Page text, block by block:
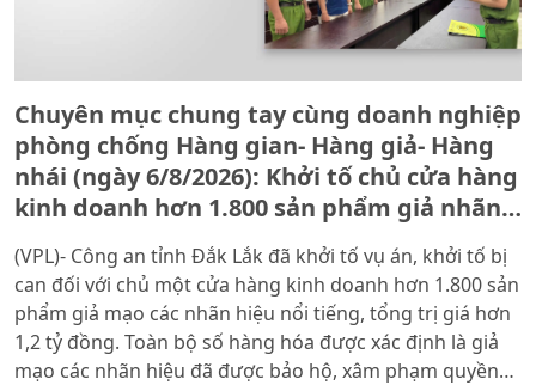
Chuyên mục chung tay cùng doanh nghiệp
phòng chống Hàng gian- Hàng giả- Hàng
nhái (ngày 6/8/2026): Khởi tố chủ cửa hàng
kinh doanh hơn 1.800 sản phẩm giả nhãn
hiệu nổi tiếng
(VPL)- Công an tỉnh Đắk Lắk đã khởi tố vụ án, khởi tố bị
can đối với chủ một cửa hàng kinh doanh hơn 1.800 sản
phẩm giả mạo các nhãn hiệu nổi tiếng, tổng trị giá hơn
1,2 tỷ đồng. Toàn bộ số hàng hóa được xác định là giả
mạo các nhãn hiệu đã được bảo hộ, xâm phạm quyền